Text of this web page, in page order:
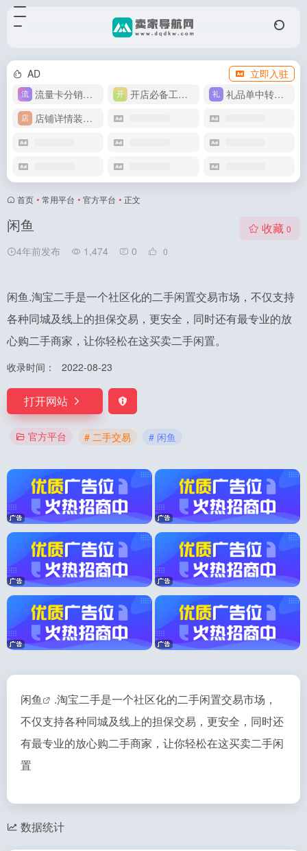
AD
立即入驻
流量卡分销代理
开店必备工具箱
礼品单中转同步单
店铺详情装修模版
首页 • 常用平台 • 官方平台 • 正文
闲鱼
4年前发布 1,474 0 0
收藏 0
闲鱼.淘宝二手是一个社区化的二手闲置交易市场，不仅支持
各种同城及线上的担保交易，更安全，同时还有最专业的放
心购二手商家，让你轻松在这买卖二手闲置。
收录时间： 2022-08-23
打开网站
官方平台 # 二手交易 # 闲鱼
闲鱼
.淘宝二手是一个社区化的二手闲置交易市场，
不仅支持各种同城及线上的担保交易，更安全，同时还
有最专业的放心购二手商家，让你轻松在这买卖二手闲
置
数据统计